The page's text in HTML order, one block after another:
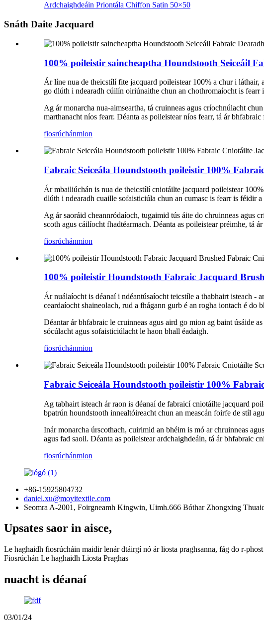
Ardchaighdeáin Priontála Chiffon Satin 50×50
Snáth Daite Jacquard
100% poileistir saincheaptha Houndstooth Seiceáil
Ár líne nua de theicstílí fite jacquard poileistear 100% a chur i láthair,
go dlúth i ndearadh cúilín oiriúnaithe chun an chothromaíocht is fearr
Ag ár monarcha nua-aimseartha, tá cruinneas agus críochnúlacht
marthanacht níos fearr. Déanta as poileistear níos fearr, tá ár
fiosrúchánmion
Fabraic Seiceála Houndstooth poileistir 100%
Ár mbailiúchán is nua de theicstílí cniotáilte jacquard poileistear
dlúth i ndearadh cuaille sofaisticiúla chun an cumasc is fearr is féidir
Ag ár saoráid cheannródaíoch, tugaimid tús áite do chruinneas agus
scoth agus cáilíocht fhadtéarmach. Déanta as poileistear préimhe, tá
fiosrúchánmion
100% poileistir Houndstooth Fabraic Jacquard
Ár nuálaíocht is déanaí i ndéantúsaíocht teicstíle a thabhairt isteach -
ceardaíocht shaineolach, rud a fhágann gurb é an rogha iontach é do
Déantar ár bhfabraic le cruinneas agus aird go mion ag baint úsáide
sócúlacht agus sofaisticiúlacht le haon bhall éadaigh.
fiosrúchánmion
Fabraic Seiceála Houndstooth poileistir 100%
Ag tabhairt isteach ár raon is déanaí de fabraicí cniotáilte jacquard
bpatrún houndstooth innealtóireacht chun an meascán foirfe de stíl
Inár monarcha úrscothach, cuirimid an bhéim is mó ar chruinneas
agus fad saoil. Déanta as poileistear ardchaighdeáin, tá ár bhfabraic
fiosrúchánmion
+86-15925804732
daniel.xu@moyitextile.com
Seomra A-2001, Foirgneamh Kingwin, Uimh.666 Bóthar Zhongxing
Upsates saor in aisce,
Le haghaidh fiosrúcháin maidir lenár dtáirgí nó ár liosta praghsanna, fág do r-
Fiosrúchán Le haghaidh Liosta Praghas
nuacht is déanaí
03/01/24